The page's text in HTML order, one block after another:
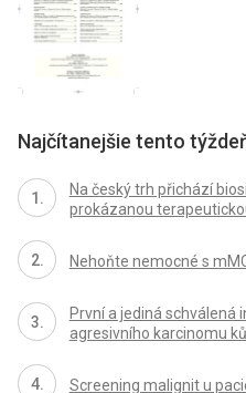
Najčítanejšie tento
Na český trh přichází
prokázanou
Nehoňte nemocné s
První a jediná schválená
agresivního karcinomu
Screening malignit u